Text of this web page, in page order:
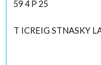
59 4 P 25
T ICREIG STNASKY